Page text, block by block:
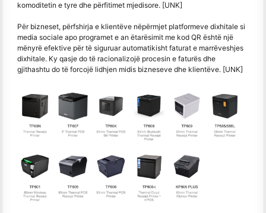
komoditetin e tyre dhe përfitimet mjedisore. [UNK]
Për bizneset, përfshirja e klientëve nëpërmjet platformeve dixhitale si
media sociale apo programet e an ëtarësimit me kod QR është një
mënyrë efektive për të siguruar automatikisht faturat e marrëveshjes
dixhitale. Ky qasje do të racionalizojë procesin e faturës dhe
gjithashtu do të forcojë lidhjen midis bizneseve dhe klientëve. [UNK]